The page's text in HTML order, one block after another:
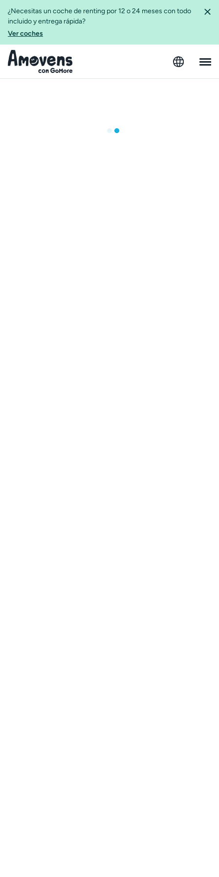
¿Necesitas un coche de renting por 12 o 24 meses con todo
incluido y entrega rápida?
Ver coches